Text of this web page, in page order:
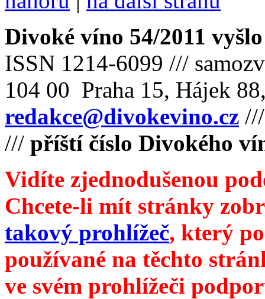
Divoké víno 54/2011
ISSN 1214-6099 ///
104 00 Praha 15, Hájek
redakce@divokevino.cz
/// příští číslo Divokého
Vidíte zjednodušenou
Chcete-li mít stránky
takový prohlížeč, který
používané na těchto
ve svém prohlížeči